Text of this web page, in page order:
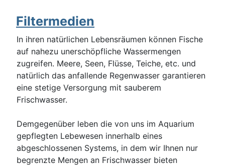
Filtermedien
In ihren natürlichen Lebensräumen können Fische
auf nahezu unerschöpfliche Wassermengen
zugreifen. Meere, Seen, Flüsse, Teiche, etc. und
natürlich das anfallende Regenwasser garantieren
eine stetige Versorgung mit sauberem
Frischwasser.
Demgegenüber leben die von uns im Aquarium
gepflegten Lebewesen innerhalb eines
abgeschlossenen Systems, in dem wir Ihnen nur
begrenzte Mengen an Frischwasser bieten